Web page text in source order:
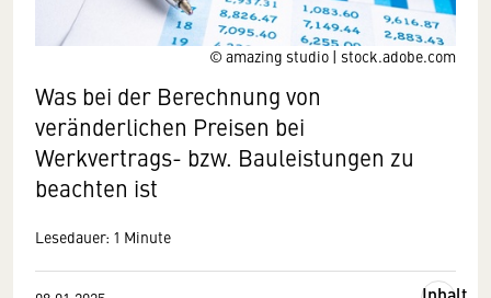
© amazing studio | stock.adobe.com
Was bei der Berechnung von
veränderlichen Preisen bei
Werkvertrags- bzw. Bauleistungen zu
beachten ist
Lesedauer: 1 Minute